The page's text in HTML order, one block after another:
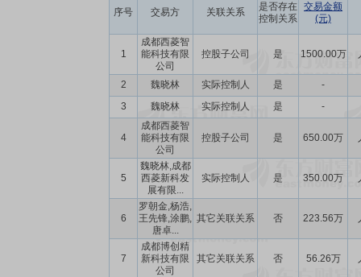
序号 交易方 关联关系
是否存在
控制关系
交易金额
(元)
1
成都西菱智
能科技有限
公司
控股子公司 是 1500.00万
2 魏晓林 实际控制人 是
-
3
魏晓林 实际控制人 是 -
4
成都西菱智
能科技有限
公司
控股子公司 是 650.00万
5
魏晓林,成都
西菱新科发
展有限...
实际控制人 是 350.00万
6
罗朝金,杨浩,
王先锋,涂鹏,
唐卓...
其它关联关系 否 223.56万
7
成都博创精
新科技有限
公司
其它关联关系 否 56.26万